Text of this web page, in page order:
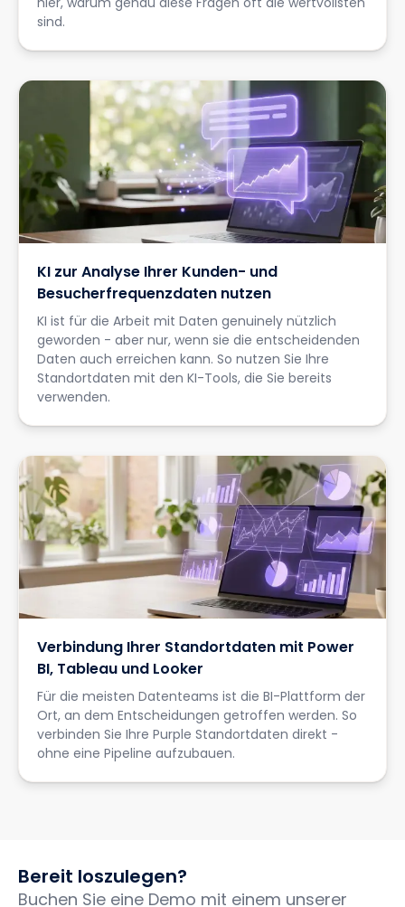
sind.
KI zur Analyse Ihrer Kunden- und
Besucherfrequenzdaten nutzen
KI ist für die Arbeit mit Daten genuinely nützlich
geworden - aber nur, wenn sie die entscheidenden
Daten auch erreichen kann. So nutzen Sie Ihre
Standortdaten mit den KI-Tools, die Sie bereits
verwenden.
Verbindung Ihrer Standortdaten mit Power
BI, Tableau und Looker
Für die meisten Datenteams ist die BI-Plattform der
Ort, an dem Entscheidungen getroffen werden. So
verbinden Sie Ihre Purple Standortdaten direkt -
ohne eine Pipeline aufzubauen.
Bereit loszulegen?
Buchen Sie eine Demo mit einem unserer